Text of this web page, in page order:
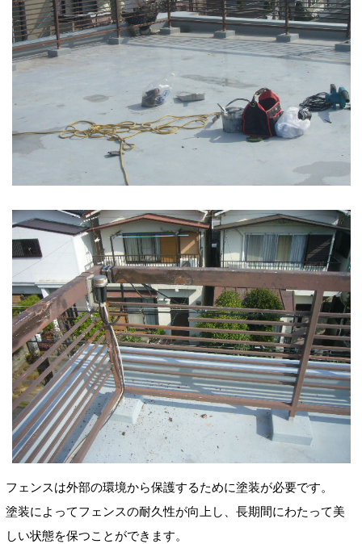
フェンスは外部の環境から保護するために塗装が必要です。
塗装によってフェンスの耐久性が向上し、長期間にわたって美
しい状態を保つことができます。